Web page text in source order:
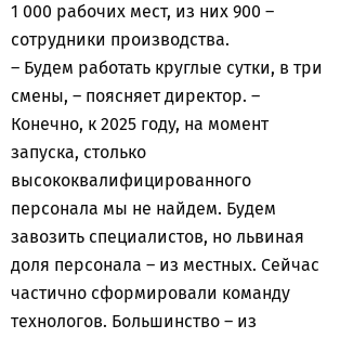
1 000 рабочих мест, из них 900 –
сотрудники производства.
– Будем работать круглые сутки, в три
смены, – поясняет директор. –
Конечно, к 2025 году, на момент
запуска, столько
высококвалифицированного
персонала мы не найдем. Будем
завозить специалистов, но львиная
доля персонала – из местных. Сейчас
частично сформировали команду
технологов. Большинство – из